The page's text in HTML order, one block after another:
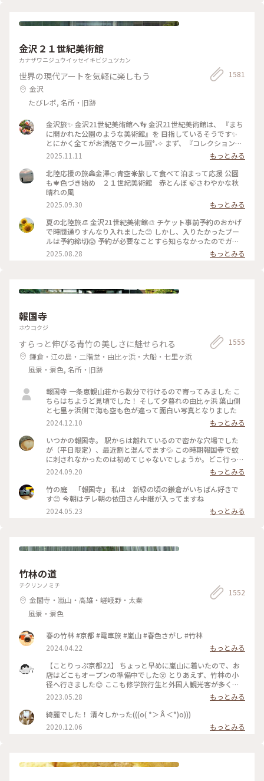
金沢２１世紀美術館
カナザワニジュウイッセイキビジュツカン
世界の現代アートを気軽に楽しもう
金沢
たびレポ, 名所・旧跡
1581
金沢旅✨ 金沢21世紀美術館へ👣 金沢21世紀美術館は、 『まち
に開かれた公園のような美術館』を 目指しているそうです✨
とにかく全てがお洒落でクール🆒°˖✧ まず、『コレクション展
2 文字の可能性』を鑑賞。 現代アート作品における「文字」
の表現に 焦点を当てて、文字が持つ可能性を 絵画、版画、
書、陶芸、映像など 様々な形式の作品を通して探求していま
す。 文字に関して多角的な視点から見た作品の数々、 こうい
う見方もあるんだ！と とても興味深かったです✨ また、
『SIDE CORE Living road, Living space / 生きている道、生き
るための場所』も鑑賞。 これは、アートチームSIDE COREの
展覧会で、 「道」や「移動」をテーマに、 ストリートカルチ
ャーの視点から 「異なる場所をつなぐ表現」、 「生きるため
の場所」を 美術館の中に創出することを目指しているそう✨
様々な角度から道や移動を見ている作品、 一体感もあってと
っても面白かったです！ 一日中いても楽しめる とっても素敵
所』 2025年10月18日(土) - 2026年3月15日(日) #金沢21世紀
#SIDECORELivingroadLivingspace/生きている道生きるため
2025.11.11
もっとみる
北陸応援の旅🏯金澤🍊青空☀️旅して食べて泊まって応援 公園
も🍁色づき始め ２１世紀美術館 赤とんぼ 🍃さわやかな秋
晴れの風
2025.09.30
もっとみる
夏の北陸旅👒 金沢21世紀美術館🎨‎ チケット事前予約のおかげ
で時間通りすんなり入れました😊 しかし、入りたかったプー
ルは予約締切😱 予約が必要なことすら知らなかったのでガッ
カリ💧 そうですよね、人気の美術館ですものね… そして雨の
ため、屋外でプールを上から覗くのも中止になっていました💧
み、上から覗くプールが見られるようになり急いで見学！ も
わいいラビットチェアや、憧れのアルネ・ヤコブセンデザイン
のアントチェアやスワンチェアに座れたのも満足✨ 女子トイレ
世紀美術館 #美術館 #金沢 #石川 #アートな景色
2025.08.28 もっとみる
報国寺
ホウコクジ
すらっと伸びる青竹の美しさに魅せられる
鎌倉・江の島・二階堂・由比ヶ浜・大船・七里ヶ浜
風景・景色, 名所・旧跡
1555
報国寺 一条恵観山荘から数分で行けるので寄ってみました こ
ちらはちようど見頃でした！ そして夕暮れの由比ヶ浜 葉山側
と七里ヶ浜側で海も空も色が違って面白い写真となりました
2024.12.10
もっとみる
いつかの報国寺。 駅からは離れているので密かな穴場でした
が（平日限定）、最近割と混んでます💦 この時期報国寺で蚊
に刺されなかったのは初めてじゃないでしょうか。どこ行っ
た〜🦟 #ことりっぷ旅2024 #鎌倉
2024.09.20
もっとみる
竹の庭 「報国寺」 私は 新緑の頃の鎌倉がいちばん好きで
す😊 今朝はテレ朝の依田さん中継が入ってますね
2024.05.23
もっとみる
竹林の道
チクリンノミチ
金閣寺・嵐山・高雄・嵯峨野・太秦
風景・景色
1552
春の竹林 #京都 #電車旅 #嵐山 #春色さがし #竹林
2024.04.22
もっとみる
【ことりっぷ京都22】 ちょっと早めに嵐山に着いたので、お
店はどこもオープンの準備中でした😵 とりあえず、竹林の小
径へ行きました😊 ここも修学旅行生と外国人観光客が多く、
特に中国系の方の声が竹林の中に響いていました🤫 竹林の小
径には人力車専用の道が整備されており、外国人観光客を乗せ
た人力車に出会いました😄 #私のことりっぷ旅 #京都 #竹林の
小径 #人力車 令和５年５月21日撮影
2023.05.28
もっとみる
綺麗でした！ 清々しかった(((o( *＞Å＜*)o)))
2020.12.06
もっとみる